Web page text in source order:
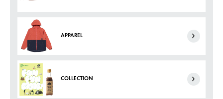
APPAREL
COLLECTION